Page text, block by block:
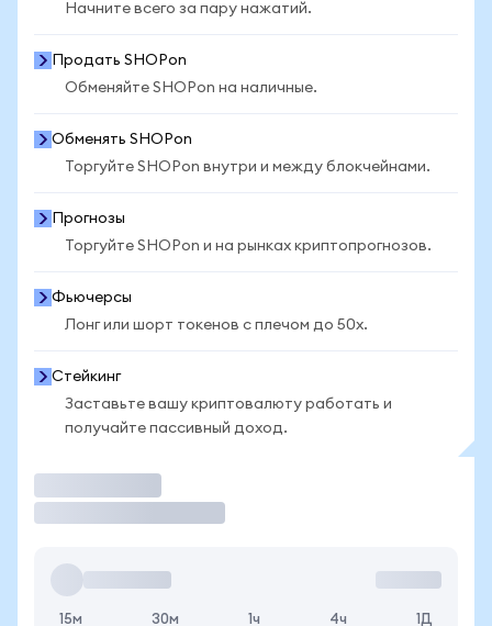
Начните всего за пару нажатий.
Продать SHOPon
Обменяйте SHOPon на наличные.
Обменять SHOPon
Торгуйте SHOPon внутри и между блокчейнами.
Прогнозы
Торгуйте SHOPon и на рынках криптопрогнозов.
Фьючерсы
Лонг или шорт токенов с плечом до 50x.
Стейкинг
Заставьте вашу криптовалюту работать и
получайте пассивный доход.
15м 30м 1ч 4ч 1Д